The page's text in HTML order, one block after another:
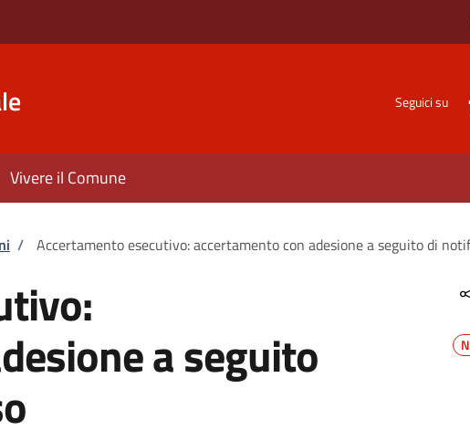
Seguici su
Vivere il Comune
/ Accertamento esecutivo: accertamento con adesione a seguito di
a seguito